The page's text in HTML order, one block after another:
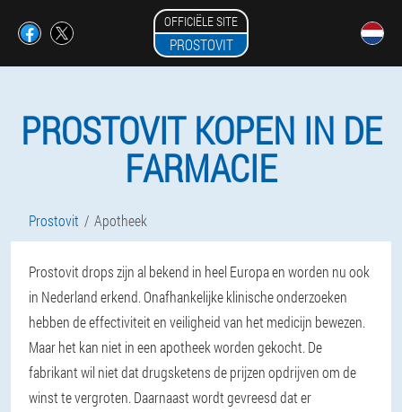
OFFICIËLE SITE
PROSTOVIT
PROSTOVIT KOPEN IN DE
FARMACIE
Prostovit Apotheek
Prostovit drops zijn al bekend in heel Europa en worden nu ook
in Nederland erkend. Onafhankelijke klinische onderzoeken
hebben de effectiviteit en veiligheid van het medicijn bewezen.
Maar het kan niet in een apotheek worden gekocht. De
fabrikant wil niet dat drugsketens de prijzen opdrijven om de
winst te vergroten. Daarnaast wordt gevreesd dat er